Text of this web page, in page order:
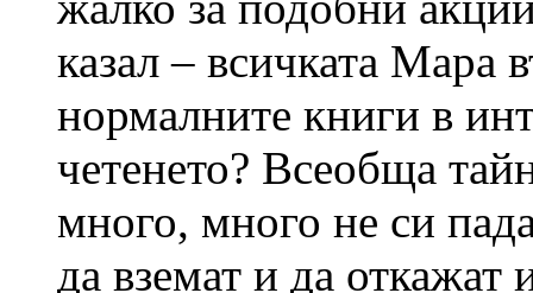
казал – всичката Мара
нормалните книги в
четенето? Всеобща
много, много не си
да вземат и да